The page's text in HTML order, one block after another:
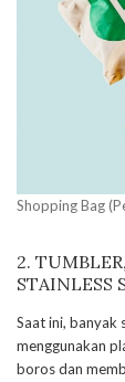
Shopping Bag
2.
STAINLESS
Saat ini, banyak
menggunakan
boros dan